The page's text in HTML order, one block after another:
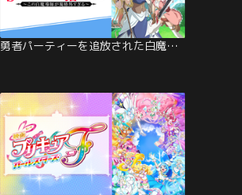
勇者パーティーを追放された白魔導師…